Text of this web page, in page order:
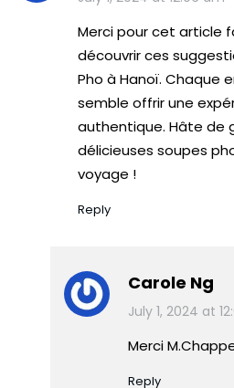
Merci pour cet article
découvrir ces
Pho à Hanoï. Chaque
semble offrir une
authentique. Hâte de
délicieuses soupes
voyage !
Reply
Carole Ng
July 1, 2024 at
Merci
Reply